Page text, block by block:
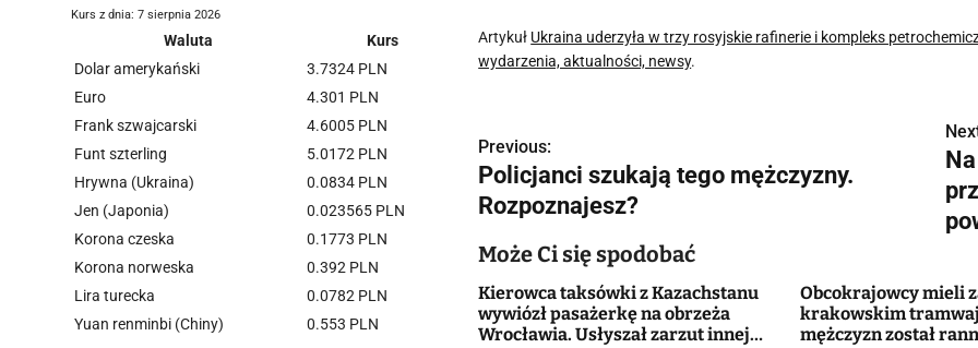
Artykuł Ukraina uderzyła w trzy rosyjskie rafinerie i kompleks
wydarzenia, aktualności, newsy.
N
a
w
i
g
Previous:
Policjanci szukają tego mężczyzny.
Rozpoznajesz?
Może Ci się spodobać
Kierowca taksówki z Kazachstanu
wywiózł pasażerkę na obrzeża
Wrocławia. Usłyszał zarzut innej
Obcokrajowcy mieli
krakowskim
mężczyzn został
Kurs z dnia: 7 sierpnia 2026
Waluta
Kurs
Dolar amerykański
3.7324 PLN
Euro
4.301 PLN
Frank szwajcarski
4.6005 PLN
Funt szterling
5.0172 PLN
Hrywna (Ukraina)
0.0834 PLN
Jen (Japonia)
0.023565 PLN
Korona czeska
0.1773 PLN
Korona norweska
0.392 PLN
Lira turecka
0.0782 PLN
Yuan renminbi (Chiny)
0.553 PLN